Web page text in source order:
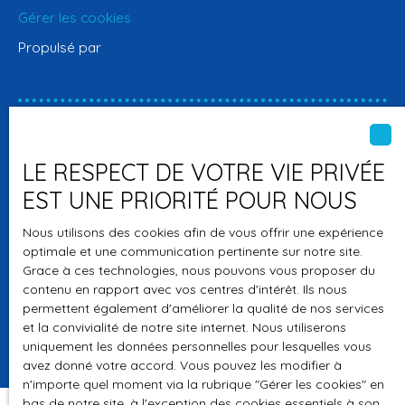
Gérer les cookies
Propulsé par
+33 4 91 04 97 62
45 RUE FORT NOTRE DAME
13001 MARSEILLE
LE RESPECT DE VOTRE VIE PRIVÉE
EST UNE PRIORITÉ POUR NOUS
Nous utilisons des cookies afin de vous offrir une expérience
optimale et une communication pertinente sur notre site.
Grace à ces technologies, nous pouvons vous proposer du
contenu en rapport avec vos centres d'intérêt. Ils nous
permettent également d'améliorer la qualité de nos services
et la convivialité de notre site internet. Nous utiliserons
uniquement les données personnelles pour lesquelles vous
avez donné votre accord. Vous pouvez les modifier à
n'importe quel moment via la rubrique ″Gérer les cookies″ en